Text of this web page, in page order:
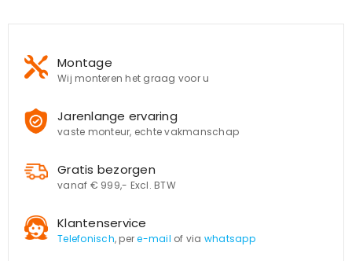
Montage
Wij monteren het graag voor u
Jarenlange ervaring
vaste monteur, echte vakmanschap
Gratis bezorgen
vanaf € 999,- Excl. BTW
Klantenservice
Telefonisch, pere-mail of via whatsapp